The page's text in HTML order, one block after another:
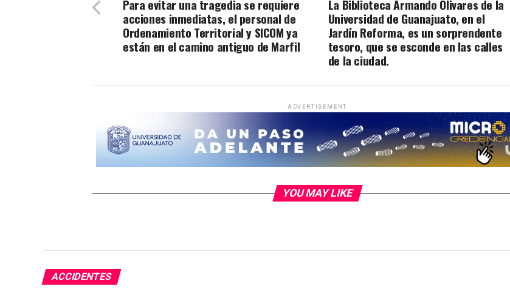
La Biblioteca Armando Olivares de la
Universidad de Guanajuato, en el
Jardín Reforma, es un sorprendente
tesoro, que se esconde en las calles
de la ciudad.
Para evitar una tragedia se requiere
acciones inmediatas, el personal de
Ordenamiento Territorial y SICOM ya
están en el camino antiguo de Marfil
ADVERTISEMENT
YOU MAY LIKE
ACCIDENTES